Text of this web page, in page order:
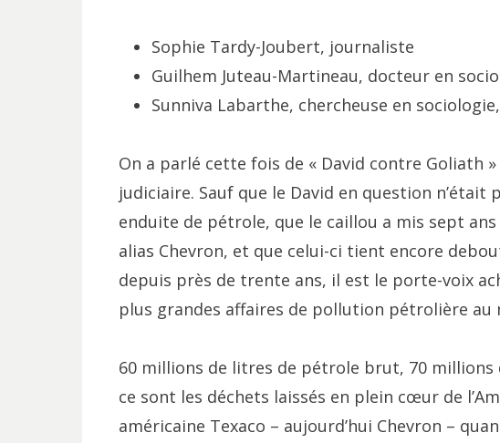
Sophie Tardy-Joubert, journaliste
Guilhem Juteau-Martineau, docteur en
Sunniva Labarthe, chercheuse en sociologie,
On a parlé cette fois de « David contre Goliath
judiciaire. Sauf que le David en question n’était
enduite de pétrole, que le caillou a mis sept
alias Chevron, et que celui-ci tient encore
depuis près de trente ans, il est le porte-voix
plus grandes affaires de pollution pétrolière au
60 millions de litres de pétrole brut, 70 millions
ce sont les déchets laissés en plein cœur de
américaine Texaco – aujourd’hui Chevron –